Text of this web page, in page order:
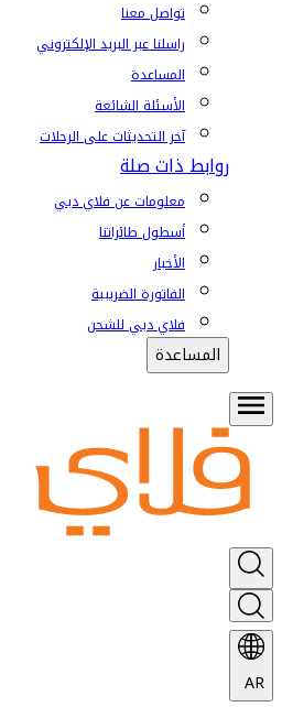
تواصل معنا
راسلنا عبر البريد الإلكتروني
المساعدة
الأسئلة الشائعة
آخر التحديثات على الرحلات
روابط ذات صلة
معلومات عن فلاي دبي
أسطول طائراتنا
الأخبار
الفاتورة الضريبية
فلاي دبي للشحن
المساعدة
AR